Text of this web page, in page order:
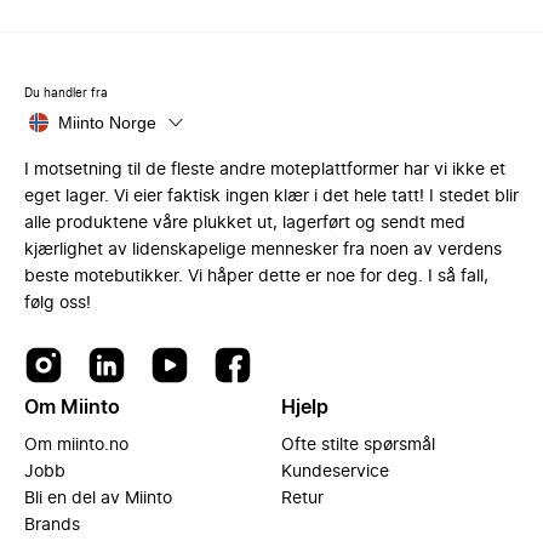
Du handler fra
Miinto Norge
I motsetning til de fleste andre moteplattformer har vi ikke et
eget lager. Vi eier faktisk ingen klær i det hele tatt! I stedet blir
alle produktene våre plukket ut, lagerført og sendt med
kjærlighet av lidenskapelige mennesker fra noen av verdens
beste motebutikker. Vi håper dette er noe for deg. I så fall,
følg oss!
Om Miinto
Om miinto.no
Jobb
Bli en del av Miinto
Brands
Hjelp
Ofte stilte spørsmål
Kundeservice
Retur